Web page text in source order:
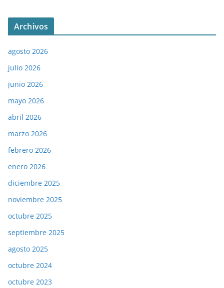
Archivos
agosto 2026
julio 2026
junio 2026
mayo 2026
abril 2026
marzo 2026
febrero 2026
enero 2026
diciembre 2025
noviembre 2025
octubre 2025
septiembre 2025
agosto 2025
octubre 2024
octubre 2023